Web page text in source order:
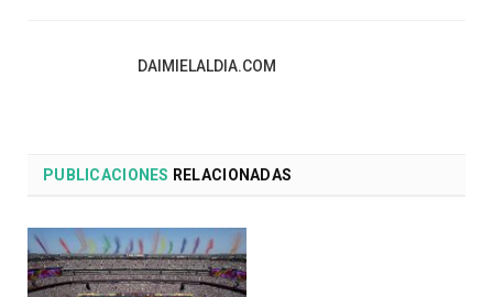
DAIMIELALDIA.COM
PUBLICACIONES RELACIONADAS